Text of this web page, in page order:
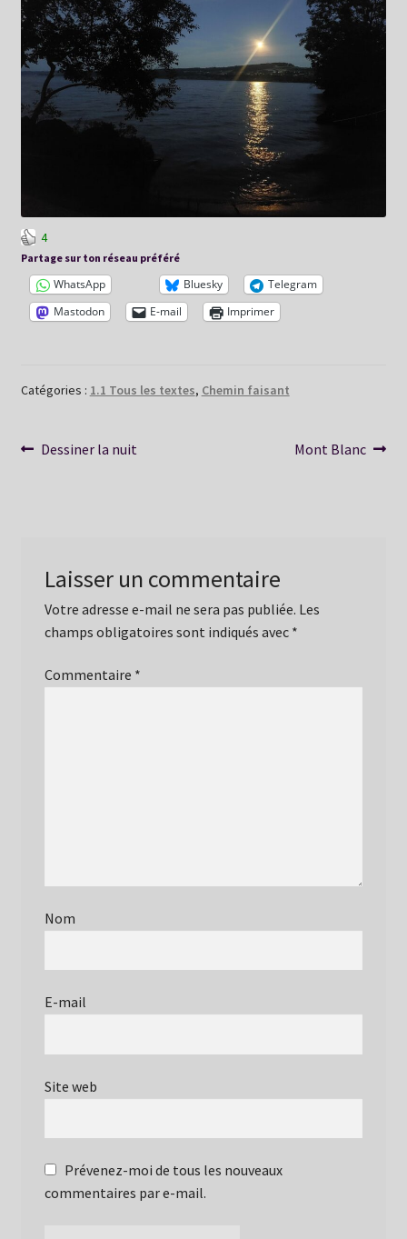
4
Partage sur ton réseau préféré
WhatsApp Bluesky
Telegram
Mastodon
E-mail Imprimer
Catégories : 1.1 Tous les textes, Chemin faisant
Navigation
Article
Dessiner la nuit
Article
Mont Blanc
Laisser un commentaire
Votre adresse e-mail ne sera pas publiée. Les
champs obligatoires sont indiqués avec *
Commentaire *
Nom
E-mail
Site web
Prévenez-moi de tous les nouveaux
commentaires par e-mail.